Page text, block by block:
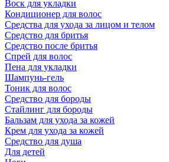
Воск для укладки
Кондиционер для волос
Средства для ухода за лицом и телом
Средство для бритья
Средство после бритья
Спрей для волос
Пена для укладки
Шампунь-гель
Тоник для волос
Средство для бороды
Стайлинг для бороды
Бальзам для ухода за кожей
Крем для ухода за кожей
Средство для душа
Для детей